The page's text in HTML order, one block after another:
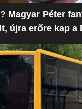
Magyar Péter
újra erőre kap a